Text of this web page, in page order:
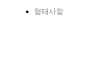
형태사항